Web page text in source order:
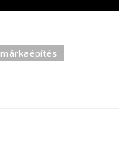
márkaépítés